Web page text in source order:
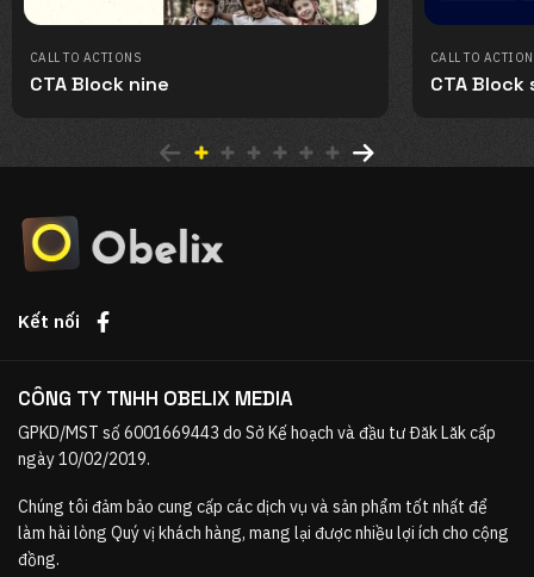
CALL TO ACTIONS
CTA Block nine
CALL TO
CTA Block
Kết nối
CÔNG TY TNHH OBELIX MEDIA
GPKD/MST số 6001669443 do Sở Kế hoạch và đầu tư Đăk Lăk cấp
ngày 10/02/2019.
Chúng tôi đảm bảo cung cấp các dịch vụ và sản phẩm tốt nhất để
làm hài lòng Quý vị khách hàng, mang lại được nhiều lợi ích cho cộng
đồng.